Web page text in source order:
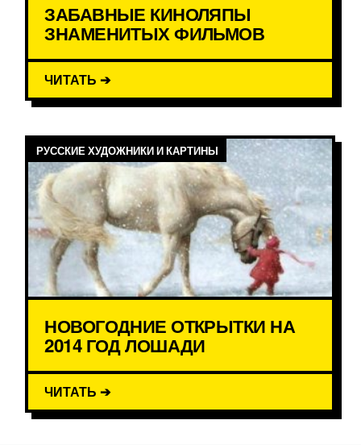
ЗАБАВНЫЕ КИНОЛЯПЫ
ЗНАМЕНИТЫХ ФИЛЬМОВ
ЧИТАТЬ ➔
РУССКИЕ ХУДОЖНИКИ И КАРТИНЫ
НОВОГОДНИЕ ОТКРЫТКИ НА
2014 ГОД ЛОШАДИ
ЧИТАТЬ ➔